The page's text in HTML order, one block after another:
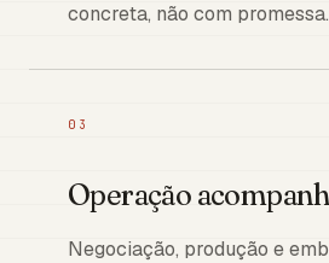
concreta, não com promessa.
03
Operação
Negociação, produção e